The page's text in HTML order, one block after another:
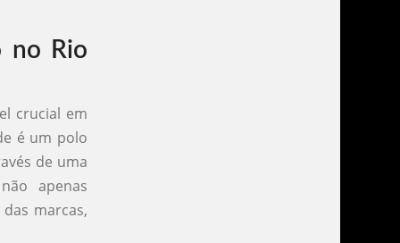
no Rio
crucial em
é um polo
de uma
apenas
marcas,